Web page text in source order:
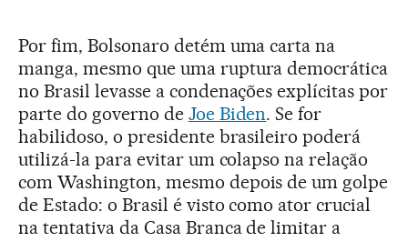
Por fim, Bolsonaro detém uma carta na
manga, mesmo que uma ruptura democrática
no Brasil levasse a condenações explícitas por
parte do governo de Joe Biden. Se for
habilidoso, o presidente brasileiro poderá
utilizá-la para evitar um colapso na relação
com Washington, mesmo depois de um golpe
de Estado: o Brasil é visto como ator crucial
na tentativa da Casa Branca de limitar a